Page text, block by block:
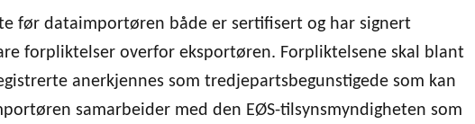
før dataimportøren både er sertifisert og har signert
forpliktelser overfor eksportøren. Forpliktelsene skal blant
anerkjennes som tredjepartsbegunstigede som kan
samarbeider med den EØS-tilsynsmyndigheten som